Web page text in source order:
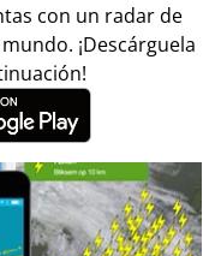
con un radar de
¡Descárguela